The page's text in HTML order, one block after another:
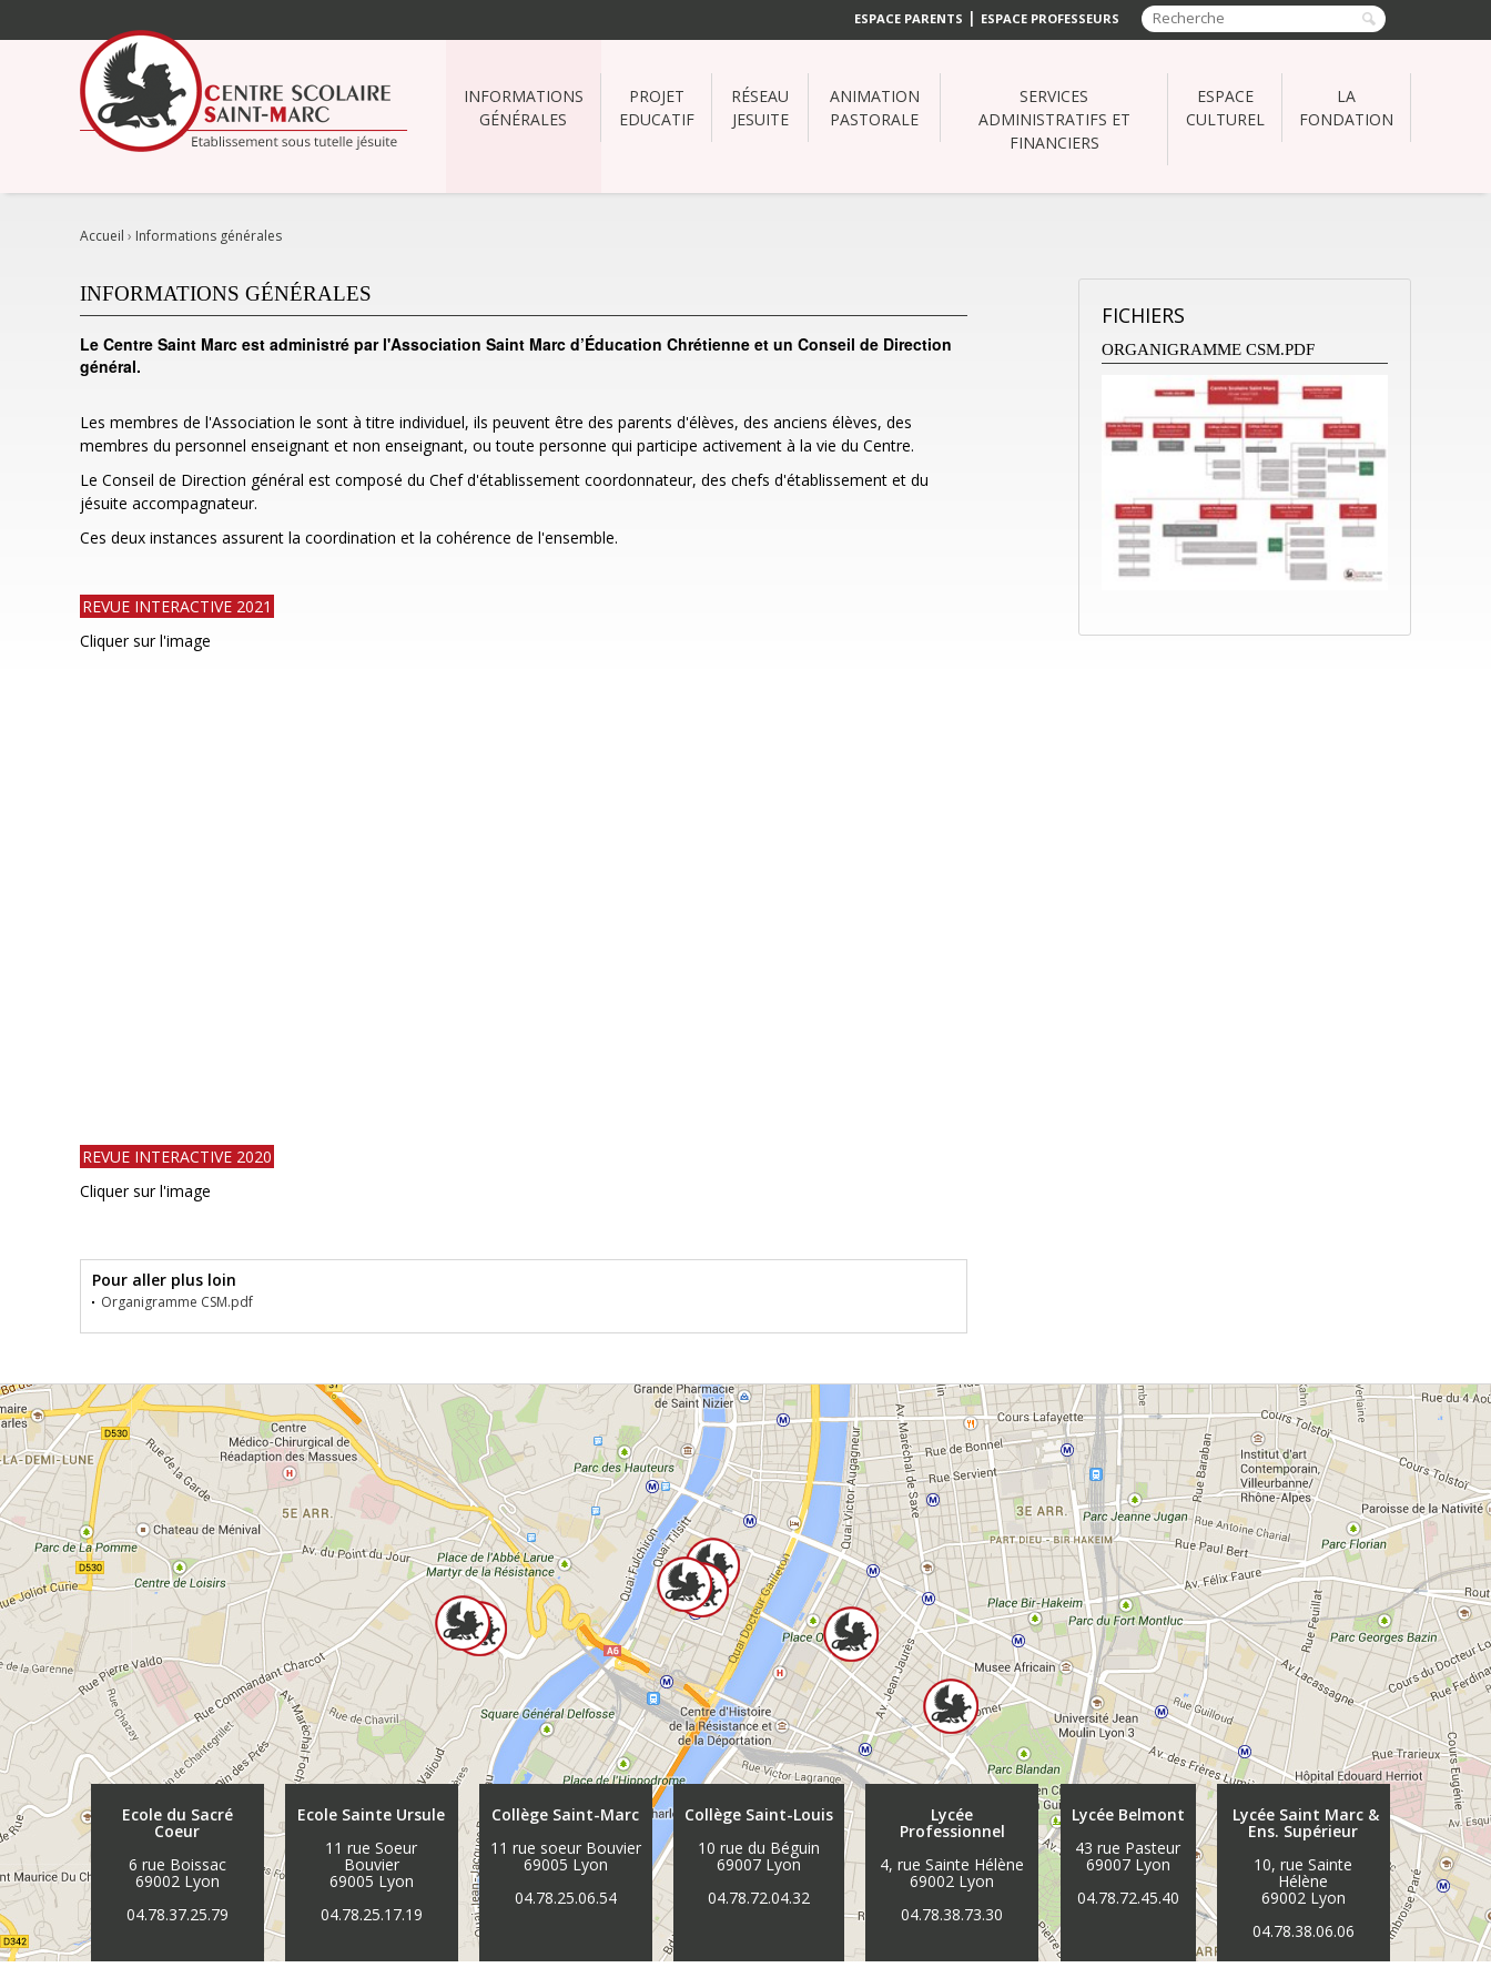
ESPACE PARENTS | ESPACE PROFESSEURS
Aller
au
contenu.
|
Aller
navigation
INFORMATIONS
GÉNÉRALES
PROJET
EDUCATIF
RÉSEAU
JESUITE
ANIMATION
PASTORALE
SERVICES
ADMINISTRATIFS ET
FINANCIERS
ESPACE
CULTUREL
LA
FONDATION
Accueil › Informations générales
FICHIERS
ORGANIGRAMME CSM.PDF
INFORMATIONS GÉNÉRALES
Le Centre Saint Marc est administré par l'Association Saint Marc d’Éducation Chrétienne et un Conseil de Direction
général.
Les membres de l'Association le sont à titre individuel, ils peuvent être des parents d'élèves, des anciens élèves, des
membres du personnel enseignant et non enseignant, ou toute personne qui participe activement à la vie du Centre.
Le Conseil de Direction général est composé du Chef d'établissement coordonnateur, des chefs d'établissement et du
jésuite accompagnateur.
Ces deux instances assurent la coordination et la cohérence de l'ensemble.
REVUE INTERACTIVE 2021
Cliquer sur l'image
REVUE INTERACTIVE 2020
Cliquer sur l'image
Pour aller plus loin
Organigramme CSM.pdf
Ecole du Sacré
Coeur
6 rue Boissac
69002 Lyon
04.78.37.25.79
Ecole Sainte Ursule
11 rue Soeur
Bouvier
69005 Lyon
04.78.25.17.19
Collège Saint-Marc
11 rue soeur Bouvier
69005 Lyon
04.78.25.06.54
Collège Saint-Louis
10 rue du Béguin
69007 Lyon
04.78.72.04.32
Lycée
Professionnel
4, rue Sainte Hélène
69002 Lyon
04.78.38.73.30
Lycée Belmont
43 rue Pasteur
69007 Lyon
04.78.72.45.40
Lycée Saint Marc &
Ens. Supérieur
10, rue Sainte
Hélène
69002 Lyon
04.78.38.06.06